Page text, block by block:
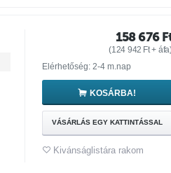
158 676
(124 942 Ft+
Elérhetőség: 2-4 m.nap
KOSÁRBA!
VÁSÁRLÁS EGY KATTINTÁSSAL
Kivánságlistára rakom